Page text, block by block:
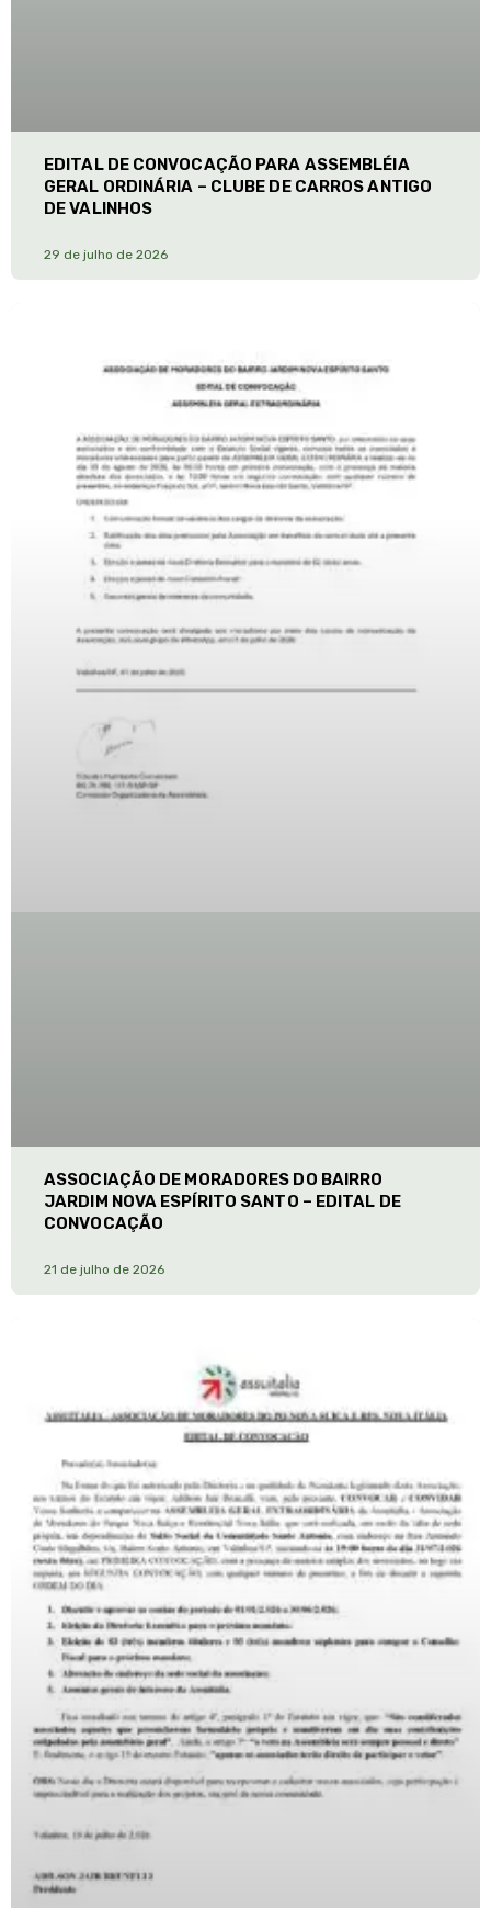
EDITAL DE CONVOCAÇÃO PARA ASSEMBLÉIA
GERAL ORDINÁRIA – CLUBE DE CARROS ANTIGO
DE VALINHOS
29 de julho de 2026
ASSOCIAÇÃO DE MORADORES DO BAIRRO
JARDIM NOVA ESPÍRITO SANTO – EDITAL DE
CONVOCAÇÃO
21 de julho de 2026